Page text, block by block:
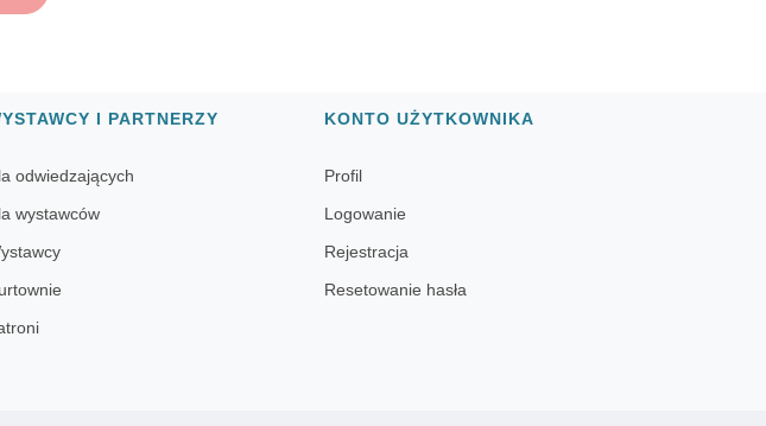
I PARTNERZY
odwiedzających
wystawców
KONTO UŻYTKOWNIKA
Profil
Logowanie
Rejestracja
Resetowanie hasła